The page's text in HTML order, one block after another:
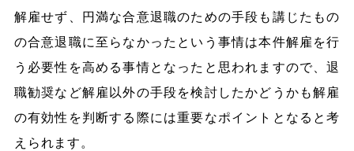
解雇せず、円満な合意退職のための手段も講じたもの
の合意退職に至らなかったという事情は本件解雇を行
う必要性を高める事情となったと思われますので、退
職勧奨など解雇以外の手段を検討したかどうかも解雇
の有効性を判断する際には重要なポイントとなると考
えられます。